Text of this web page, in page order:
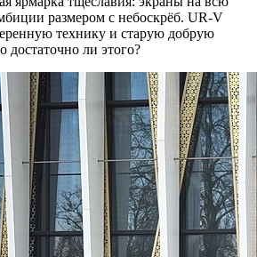
размером с небоскрёб. UR-V
технику и старую добрую
ли этого?